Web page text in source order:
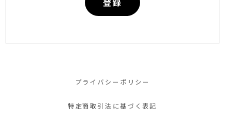
登録
プライバシーポリシー
特定商取引法に基づく表記